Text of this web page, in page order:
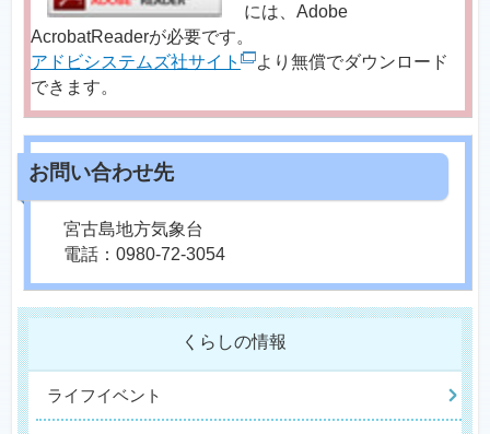
には、Adobe
AcrobatReaderが必要です。
アドビシステムズ社サイト
より無償でダウンロード
できます。
宮古島地方気象台
電話：0980-72-3054
くらしの情報
ライフイベント